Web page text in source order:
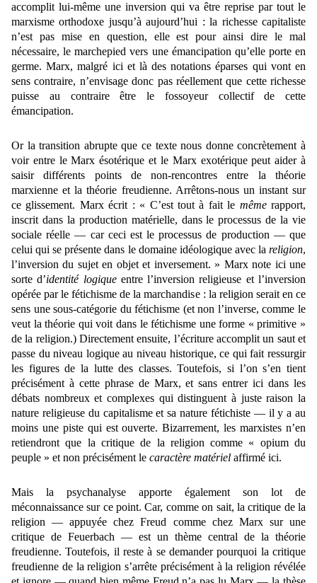
accomplit lui-même une inversion qui va être reprise par tout le
marxisme orthodoxe jusqu’à aujourd’hui : la richesse capitaliste
n’est pas mise en question, elle est pour ainsi dire le mal
nécessaire, le marchepied vers une émancipation qu’elle porte en
germe. Marx, malgré ici et là des notations éparses qui vont en
sens contraire, n’envisage donc pas réellement que cette richesse
puisse au contraire être le fossoyeur collectif de cette
émancipation.
Or la transition abrupte que ce texte nous donne concrètement à
voir entre le Marx ésotérique et le Marx exotérique peut aider à
saisir différents points de non-rencontres entre la théorie
marxienne et la théorie freudienne. Arrêtons-nous un instant sur
ce glissement. Marx écrit : « C’est tout à fait le mêmerapport,
inscrit dans la production matérielle, dans le processus de la vie
sociale réelle — car ceci est le processus de production — que
celui qui se présente dans le domaine idéologique avec la religion,
l’inversion du sujet en objet et inversement. » Marx note ici une
sorte d’identité logiqueentre l’inversion religieuse et l’inversion
opérée par le fétichisme de la marchandise : la religion serait en ce
sens une sous-catégorie du fétichisme (et non l’inverse, comme le
veut la théorie qui voit dans le fétichisme une forme « primitive »
de la religion.) Directement ensuite, l’écriture accomplit un saut et
passe du niveau logique au niveau historique, ce qui fait ressurgir
les figures de la lutte des classes. Toutefois, si l’on s’en tient
précisément à cette phrase de Marx, et sans entrer ici dans les
débats nombreux et complexes qui distinguent à juste raison la
nature religieuse du capitalisme et sa nature fétichiste — il y a au
moins une piste qui est ouverte. Bizarrement, les marxistes n’en
retiendront que la critique de la religion comme « opium du
peuple » et non précisément le caractère matériel affirmé ici.
Mais la psychanalyse apporte également son lot de
méconnaissance sur ce point. Car, comme on sait, la critique de la
religion — appuyée chez Freud comme chez Marx sur une
critique de Feuerbach — est un thème central de la théorie
freudienne. Toutefois, il reste à se demander pourquoi la critique
freudienne de la religion s’arrête précisément à la religion révélée